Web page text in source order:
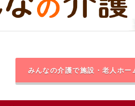
みんなの介護で施設・老人ホー